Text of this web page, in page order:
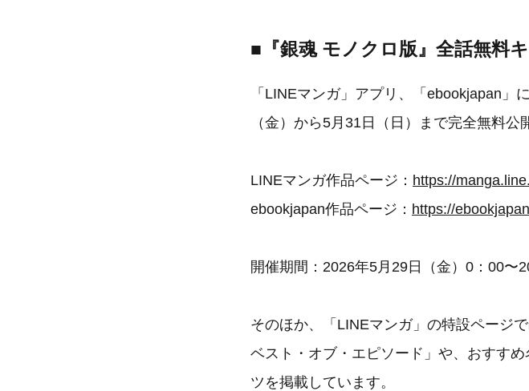
■『銀魂 モノクロ版』全話無料
「LINEマンガ」アプリ、「ebookjapan」
（金）から5月31日（日）まで完全無料公
LINEマンガ作品ページ： https://
ebookjapan作品ページ： https://
開催期間：2026年5月29日（金）0：00〜
そのほか、「LINEマンガ」の特設ページ
ベスト・オブ・エピソード」や、おすす
ツを掲載しています。